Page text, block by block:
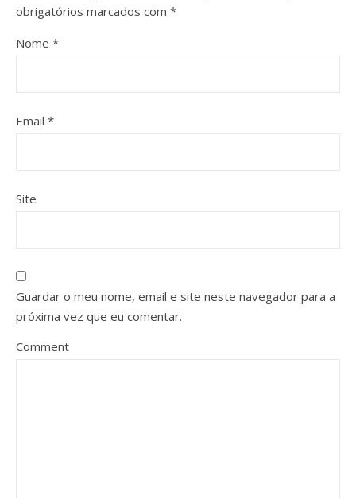
obrigatórios marcados com *
Nome *
Email *
Site
Guardar o meu nome, email e site neste navegador para a
próxima vez que eu comentar.
Comment